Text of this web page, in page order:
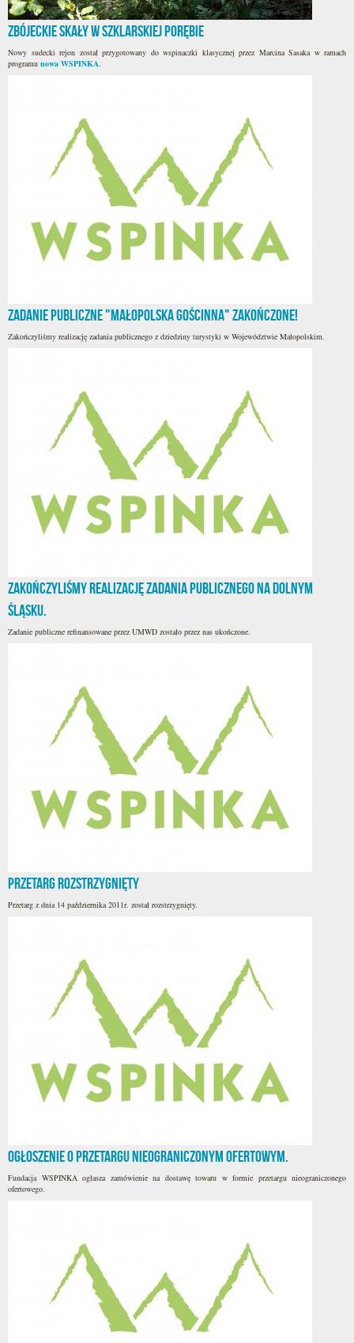
Zbójeckie Skały w Szklarskiej Porębie
Nowy sudecki rejon został przygotowany do wspinaczki klasycznej przez Marcina Sasaka w ramach
programu nowa WSPINKA.
Zadanie publiczne "Małopolska Gościnna" zakończone!
Zakończyliśmy realizację zadania publicznego z dziedziny turystyki w Województwie Małopolskim.
Zakończyliśmy realizację zadania publicznego na Dolnym
Śląsku.
Zadanie publiczne refinansowane przez UMWD zostało przez nas ukończone.
Przetarg rozstrzygnięty
Przetarg z dnia 14 października 2011r. został rozstrzygnięty.
Ogłoszenie o przetargu nieograniczonym ofertowym.
Fundacja WSPINKA ogłasza zamówienie na dostawę towaru w formie przetargu nieograniczonego
ofertowego.